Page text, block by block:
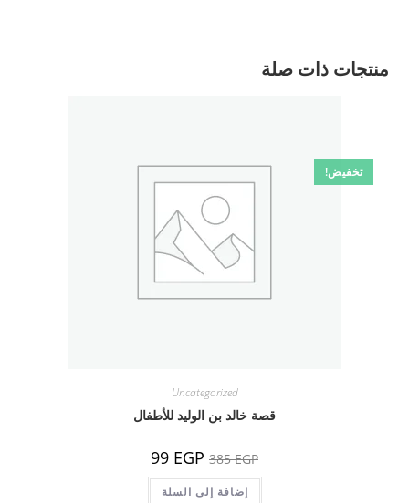
منتجات ذات صلة
تخفيض!
Uncategorized
قصة خالد بن الوليد للأطفال
385EGP السعر
الأصلي
هو:
385 EGP.
99 EGP
هو:
إضافة إلى السلة